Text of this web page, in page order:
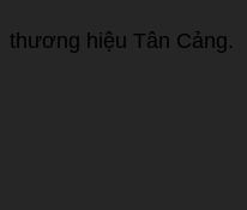
thương hiệu Tân Cảng.